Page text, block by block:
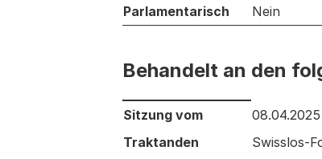
Parlamentarisch
Nein
Behandelt an den
Behandelt an den folgenden
Sitzung vom
08.04.2025
Traktanden
Swisslos-